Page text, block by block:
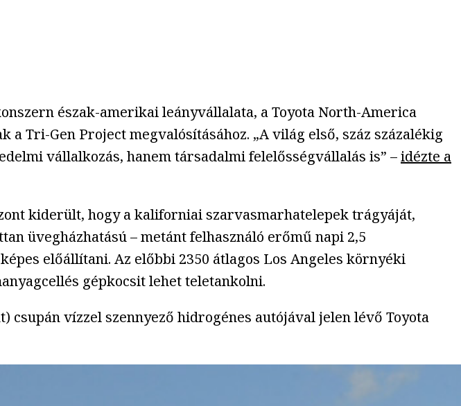
észak-amerikai leányvállalata, a Toyota North-America
Tri-Gen Project megvalósításához. „A világ első, száz százalékig
vállalkozás, hanem társadalmi felelősségvállalás is” –idézte a
kiderült, hogy a kaliforniai szarvasmarhatelepek trágyáját,
üvegházhatású – metánt felhasználó erőmű napi 2,5
előállítani. Az előbbi 2350 átlagos Los Angeles környéki
gépkocsit lehet teletankolni.
csupán vízzel szennyező hidrogénes autójával jelen lévő Toyota